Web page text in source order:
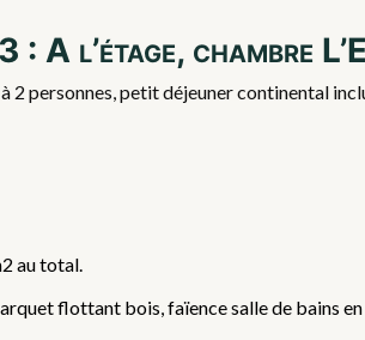
: A l’étage, chambre
2 personnes, petit déjeuner continental
au total.
flottant bois, faïence salle de bains